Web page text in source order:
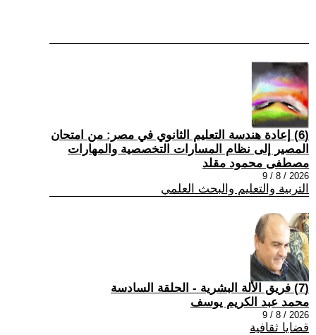
(6) إعادة هندسة التعليم الثانوي في مصر: من امتحان
المصير إلى نظام المسارات التخصصية والمهارات
مصطفى محمود مقلد
2026 / 8 / 9
التربية والتعليم والبحث العلمي
(7) فريق الألة البشرية - الحلقة السادسة
محمد عبد الكريم يوسف
2026 / 8 / 9
قضايا ثقافية